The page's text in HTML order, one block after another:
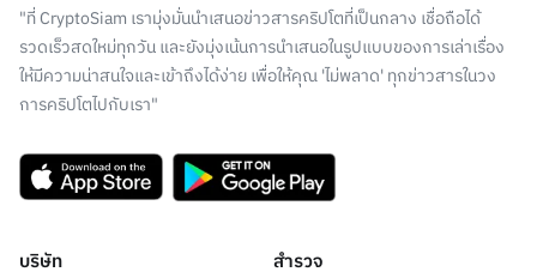
"ที่ CryptoSiam เรามุ่งมั่นนำเสนอข่าวสารคริปโตที่เป็นกลาง เชื่อถือได้
รวดเร็วสดใหม่ทุกวัน และยังมุ่งเน้นการนำเสนอในรูปแบบของการเล่าเรื่อง
ให้มีความน่าสนใจและเข้าถึงได้ง่าย เพื่อให้คุณ 'ไม่พลาด' ทุกข่าวสารในวง
การคริปโตไปกับเรา"
บริษัท สำรวจ